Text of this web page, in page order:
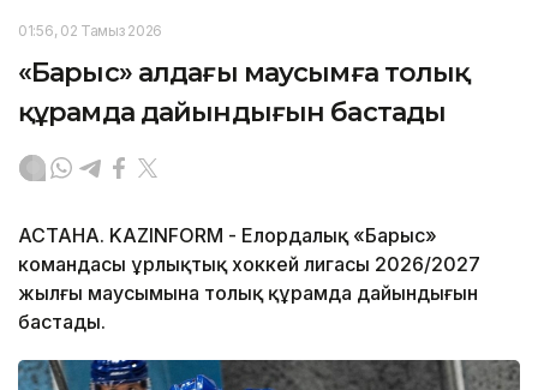
01:56, 02 Тамыз 2026
«Барыс» алдағы маусымға толық
құрамда дайындығын бастады
АСТАНА. KAZINFORM - Елордалық «Барыс»
командасы Құрлықтық хоккей лигасы 2026/2027
жылғы маусымына толық құрамда дайындығын
бастады.